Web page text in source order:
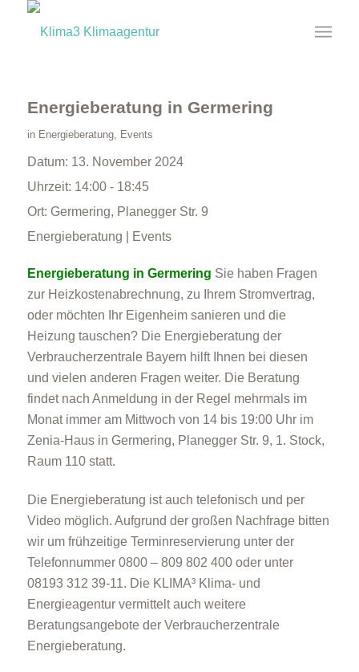
Energieberatung in Germering
in Energieberatung, Events
Datum: 13. November 2024
Uhrzeit: 14:00 - 18:45
Ort: Germering, Planegger Str. 9
Energieberatung | Events
Energieberatung in Germering Sie haben Fragen
zur Heizkostenabrechnung, zu Ihrem Stromvertrag,
oder möchten Ihr Eigenheim sanieren und die
Heizung tauschen? Die Energieberatung der
Verbraucherzentrale Bayern hilft Ihnen bei diesen
und vielen anderen Fragen weiter. Die Beratung
findet nach Anmeldung in der Regel mehrmals im
Monat immer am Mittwoch von 14 bis 19:00 Uhr im
Zenia-Haus in Germering, Planegger Str. 9, 1. Stock,
Raum 110 statt.
Die Energieberatung ist auch telefonisch und per
Video möglich. Aufgrund der großen Nachfrage bitten
wir um frühzeitige Terminreservierung unter der
Telefonnummer 0800 – 809 802 400 oder unter
08193 312 39-11. Die KLIMA³ Klima- und
Energieagentur vermittelt auch weitere
Beratungsangebote der Verbraucherzentrale
Energieberatung.